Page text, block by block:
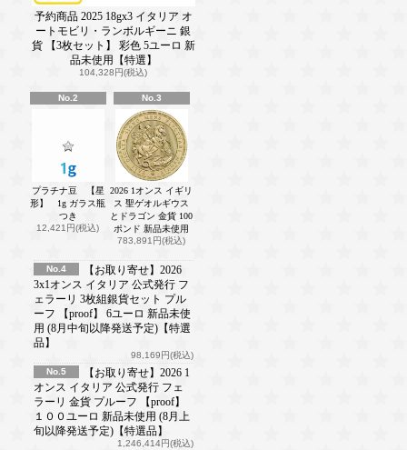
予約商品 2025 18gx3 イタリア オ
ートモビリ・ランボルギーニ 銀
貨 【3枚セット】 彩色 5ユーロ 新
品未使用【特選】
104,328円(税込)
No.2
プラチナ豆 【星
形】 1g ガラス瓶
つき
12,421円(税込)
No.3
2026 1オンス イギリ
ス 聖ゲオルギウス
とドラゴン 金貨 100
ポンド 新品未使用
783,891円(税込)
No.4
【お取り寄せ】2026
3x1オンス イタリア 公式発行 フ
ェラーリ 3枚組銀貨セット プル
ーフ 【proof】 6ユーロ 新品未使
用 (8月中旬以降発送予定)【特選
品】
98,169円(税込)
No.5
【お取り寄せ】2026 1
オンス イタリア 公式発行 フェ
ラーリ 金貨 プルーフ 【proof】
１００ユーロ 新品未使用 (8月上
旬以降発送予定)【特選品】
1,246,414円(税込)